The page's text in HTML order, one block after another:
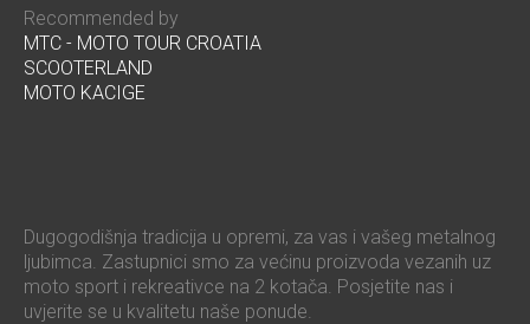
Recommended by
MTC - MOTO TOUR CROATIA
SCOOTERLAND
MOTO KACIGE
Dugogodišnja tradicija u opremi, za vas i vašeg metalnog
ljubimca. Zastupnici smo za većinu proizvoda vezanih uz
moto sport i rekreativce na 2 kotača. Posjetite nas i
uvjerite se u kvalitetu naše ponude.